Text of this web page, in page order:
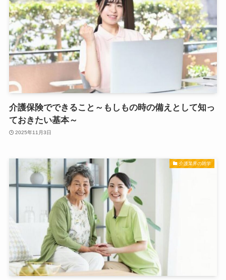
介護保険でできること～もしもの時の備えとして知っ
ておきたい基本～
2025年11月3日
介護業界の雑学